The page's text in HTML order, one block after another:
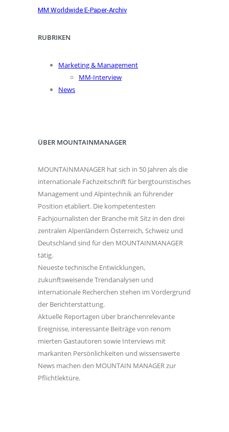
MM Worldwide E-Paper-Archiv
RUBRIKEN
Marketing & Management
MM-Interview
News
ÜBER MOUNTAINMANAGER
MOUNTAINMANAGER hat sich in 50 Jahren als die
internationale Fachzeitschrift für bergtouristisches
Management und Alpintechnik an führender
Position etabliert. Die kompetentesten
Fachjournalisten der Branche mit Sitz in den drei
zentralen Alpenländern Österreich, Schweiz und
Deutschland sind für den MOUNTAINMANAGER
tätig.
Neueste technische Entwicklungen,
zukunftsweisende Trendanalysen und
internationale Recherchen stehen im Vordergrund
der Berichterstattung.
Aktuelle Reportagen über branchenrelevante
Ereignisse, interessante Beiträge von renom
mierten Gastautoren sowie Interviews mit
markanten Persönlichkeiten und wissenswerte
News machen den MOUNTAIN MANAGER zur
Pflichtlektüre.